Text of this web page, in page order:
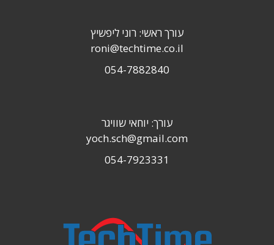
עורך ראשי: רוני ליפשיץ
roni@techtime.co.il
054-7882840
עורך: יוחאי שוויגר
yoch.sch@gmail.com
054-7923331